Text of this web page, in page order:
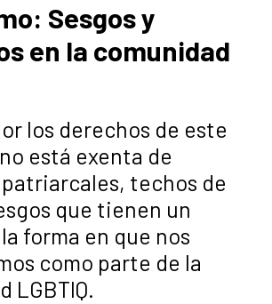
Sesgos y
en la comunidad
los derechos de este
está exenta de
techos de
que tienen un
forma en que nos
como parte de la
LGBTIQ.